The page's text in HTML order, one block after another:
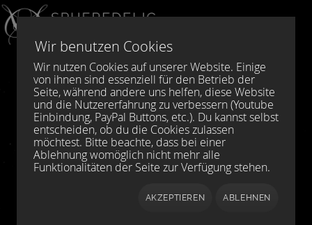
Sprache auswählen
Wir benutzen Cookies
Wir nutzen Cookies auf unserer Website. Einige
von ihnen sind essenziell für den Betrieb der
Seite, während andere uns helfen, diese Website
und die Nutzererfahrung zu verbessern (Youtube
Einbindung, PayPal Buttons, etc.). Du kannst selbst
entscheiden, ob du die Cookies zulassen
möchtest. Bitte beachte, dass bei einer
Ablehnung womöglich nicht mehr alle
Funktionalitäten der Seite zur Verfügung stehen.
AKZEPTIEREN ABLEHNEN